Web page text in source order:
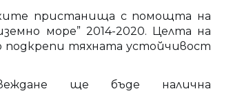
пристанища с помощта на
море” 2014-2020. Целта на
подкрепи тяхната устойчивост
ще бъде налична